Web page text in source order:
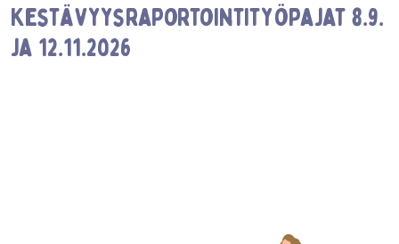
Kestävyysraportointityöpajat 8.9.
ja 12.11.2026